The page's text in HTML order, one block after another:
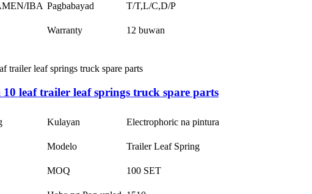
IBA Pagbabayad
T/T,L/C,D/P
Warranty
12 buwan
leaf trailer leaf springs truck spare parts
Kulayan Electrophoric na pintura
Modelo Trailer Leaf Spring
MOQ 100 SET